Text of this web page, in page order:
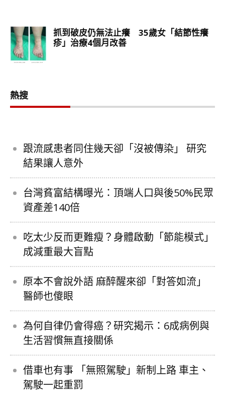
熱搜
跟流感患者同住幾天卻「沒被傳染」 研究
結果讓人意外
台灣貧富結構曝光：頂端人口與後50%民眾
資產差140倍
吃太少反而更難瘦？身體啟動「節能模式」
成減重最大盲點
原本不會說外語 麻醉醒來卻「對答如流」
醫師也傻眼
為何自律仍會得癌？研究揭示：6成病例與
生活習慣無直接關係
借車也有事 「無照駕駛」新制上路 車主、
駕駛一起重罰